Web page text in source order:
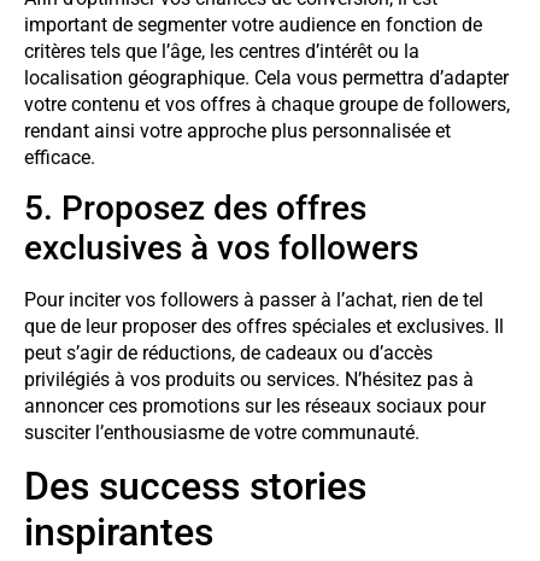
important de segmenter votre audience en fonction de
critères tels que l’âge, les centres d’intérêt ou la
localisation géographique. Cela vous permettra d’adapter
votre contenu et vos offres à chaque groupe de followers,
rendant ainsi votre approche plus personnalisée et
efficace.
5. Proposez des offres
exclusives à vos followers
Pour inciter vos followers à passer à l’achat, rien de tel
que de leur proposer des offres spéciales et exclusives. Il
peut s’agir de réductions, de cadeaux ou d’accès
privilégiés à vos produits ou services. N’hésitez pas à
annoncer ces promotions sur les réseaux sociaux pour
susciter l’enthousiasme de votre communauté.
Des success stories
inspirantes